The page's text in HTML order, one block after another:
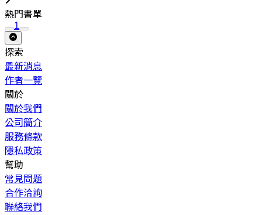
熱門書單
1
探索
最新消息
作者一覽
關於
關於我們
公司簡介
服務條款
隱私政策
幫助
常見問題
合作洽詢
聯絡我們